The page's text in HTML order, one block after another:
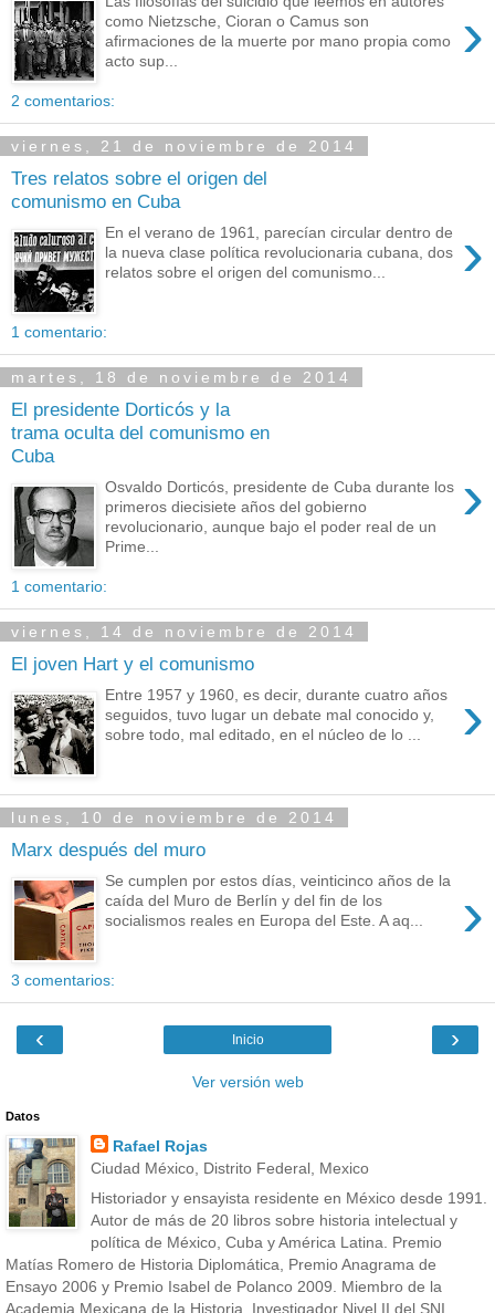
›
como Nietzsche, Cioran o Camus son
afirmaciones de la muerte por mano propia como
acto sup...
2 comentarios:
viernes, 21 de noviembre de 2014
Tres relatos sobre el origen del
comunismo en Cuba
›
En el verano de 1961, parecían circular dentro de
la nueva clase política revolucionaria cubana, dos
relatos sobre el origen del comunismo...
1 comentario:
martes, 18 de noviembre de 2014
El presidente Dorticós y la
trama oculta del comunismo en
Cuba
›
Osvaldo Dorticós, presidente de Cuba durante los
primeros diecisiete años del gobierno
revolucionario, aunque bajo el poder real de un
Prime...
1 comentario:
viernes, 14 de noviembre de 2014
El joven Hart y el comunismo
›
Entre 1957 y 1960, es decir, durante cuatro años
seguidos, tuvo lugar un debate mal conocido y,
sobre todo, mal editado, en el núcleo de lo ...
lunes, 10 de noviembre de 2014
Marx después del muro
›
Se cumplen por estos días, veinticinco años de la
caída del Muro de Berlín y del fin de los
socialismos reales en Europa del Este. A aq...
3 comentarios:
‹ ›
Inicio
Ver versión web
Datos
Rafael Rojas
Ciudad México, Distrito Federal, Mexico
Historiador y ensayista residente en México desde 1991.
Autor de más de 20 libros sobre historia intelectual y
política de México, Cuba y América Latina. Premio
Matías Romero de Historia Diplomática, Premio Anagrama de
Ensayo 2006 y Premio Isabel de Polanco 2009. Miembro de la
Academia Mexicana de la Historia. Investigador Nivel II del SNI.